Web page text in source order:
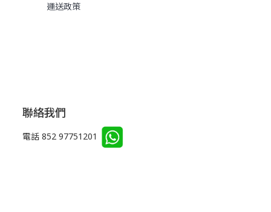
運送政策
聯絡我們
電話 852 97751201